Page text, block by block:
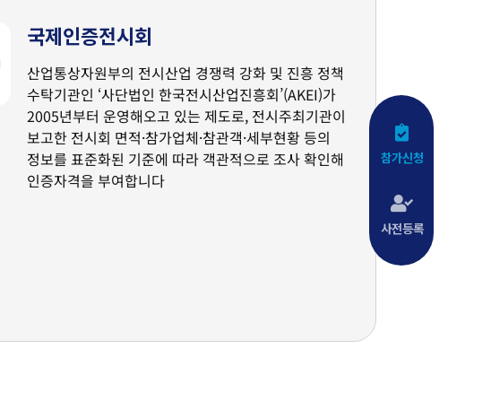
국제인증전시회
산업통상자원부의 전시산업 경쟁력 강화 및 진흥 정책
수탁기관인 ‘사단법인 한국전시산업진흥회’(AKEI)가
2005년부터 운영해오고 있는 제도로, 전시주최기관이
보고한 전시회 면적·참가업체·참관객·세부현황 등의
정보를 표준화된 기준에 따라 객관적으로 조사 확인해
인증자격을 부여합니다
참가신청
사전등록